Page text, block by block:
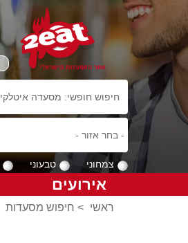
צמחוני טבעוני
אירועים
ראשי > חיפוש מסעדות